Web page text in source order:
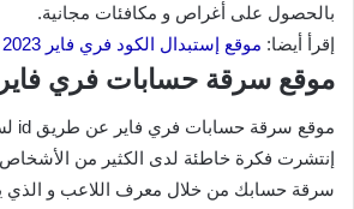
بالحصول على أغراص و مكافئات مجانية.
إقرأ أيضا: موقع إستبدال الكود فري فاير 2023 الجديد
موقع سرقة حسابات فري فاير id 2023
إنتشرت فكرة خاطئة لدى الكثير من الأشخاص